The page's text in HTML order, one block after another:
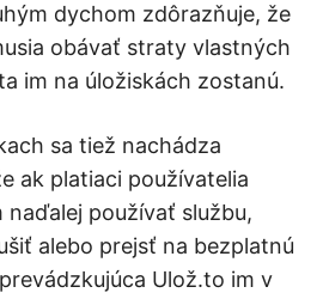
dychom zdôrazňuje, že
obávať straty vlastných
im na úložiskách zostanú.
sa tiež nachádza
ak platiaci používatelia
naďalej používať službu,
alebo prejsť na bezplatnú
Ulož.to im v